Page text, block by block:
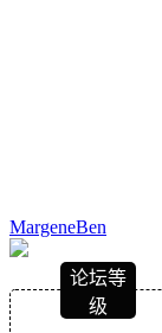
MargeneBen
论坛等
级